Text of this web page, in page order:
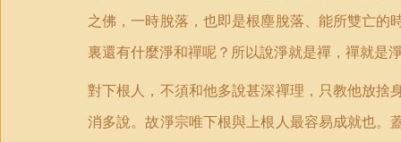
之佛，一時脫落，也即是根塵脫落、能所雙亡
裏還有什麼淨和禪呢？所以說淨就是禪，禪就是
對下根人，不須和他多說甚深禪理，只教他放
消多說。故淨宗唯下根與上根人最容易成就也